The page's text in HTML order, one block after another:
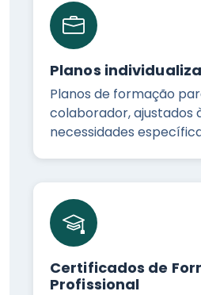
Planos
Planos de formação
colaborador, ajustados
necessidades
Certificados de
Profissional